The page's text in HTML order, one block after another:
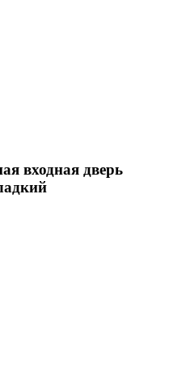
входная дверь